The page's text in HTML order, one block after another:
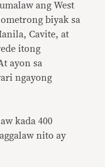
ang West
biyak sa
Cavite, at
itong
ayon sa
ngayong
kada 400
nito ay